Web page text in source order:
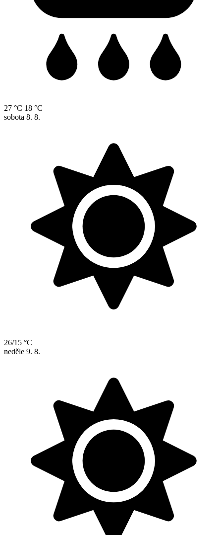
27 °C 18 °C
sobota 8. 8.
26/15 °C
neděle 9. 8.